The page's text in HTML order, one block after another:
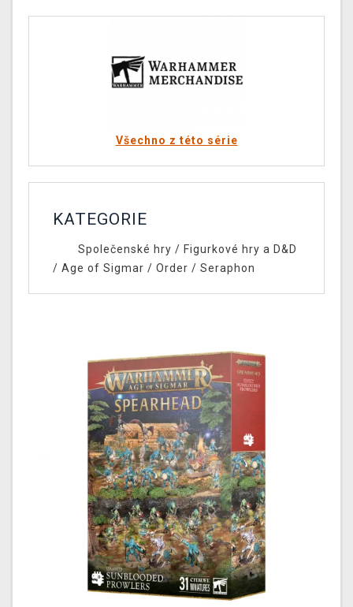
Všechno z této série
KATEGORIE
Společenské hry / Figurkové hry a D&D
/ Age of Sigmar / Order / Seraphon